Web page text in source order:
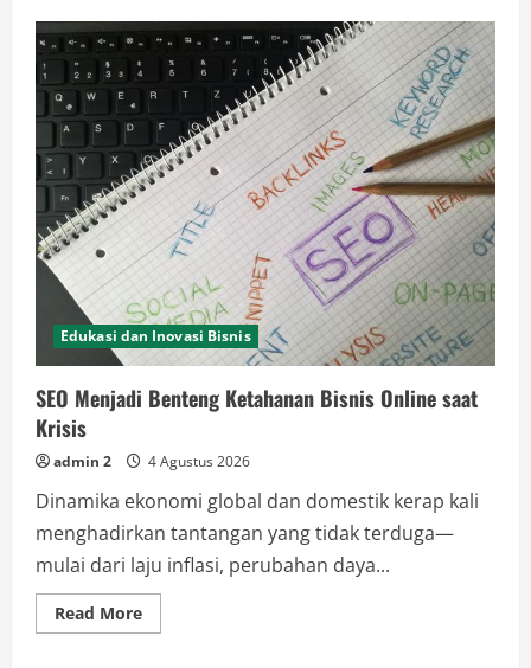
Bisnis,
Kunci
Meyakinkan
Mitra
dan
Investor
untuk
Mengembangkan
Usaha
Edukasi dan Inovasi Bisnis
SEO Menjadi Benteng Ketahanan Bisnis Online saat
Krisis
admin 2 4 Agustus 2026
Dinamika ekonomi global dan domestik kerap kali
menghadirkan tantangan yang tidak terduga—
mulai dari laju inflasi, perubahan daya...
Read MoreRead
more